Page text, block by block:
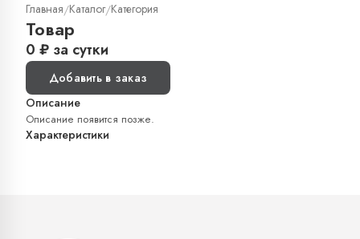
Главная/Каталог/Категория
Товар
0 ₽ за сутки
Добавить в заказ
Описание
Описание появится позже.
Характеристики